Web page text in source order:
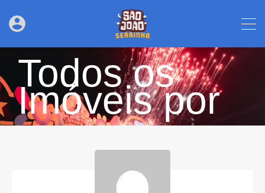
Todos os
Imóveis por